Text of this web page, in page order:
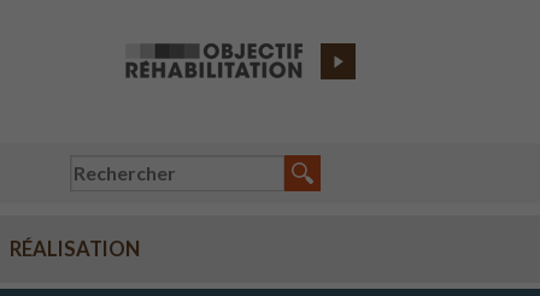
RÉALISATION